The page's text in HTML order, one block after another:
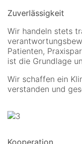
Zuverlässigkeit
Wir handeln stets
Patienten,
ist die Grundlage
Wir schaffen ein
verstanden und
Kooperation